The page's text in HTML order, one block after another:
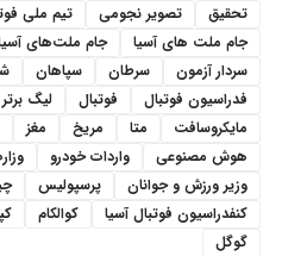
تحقیق
تصویر نجومی تیم ملی
جام ملت های آسیا
جام ملت‌های
سردار آزمون
سرطان سپاهان
فدراسیون فوتبال
فوتبال لیگ برتر
مایکروسافت
متا مریخ مغز
هوش مصنوعی
واردات خودرو
وزیر ورزش و جوانان
پرسپولیس
کنفدراسیون فوتبال آسیا
کوالکام
گوگل